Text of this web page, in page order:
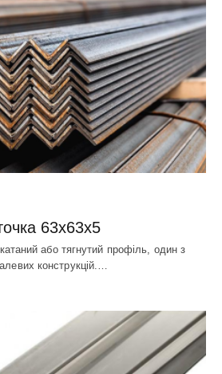
63х63х5
або тягнутий профіль, один з
конструкцій.…